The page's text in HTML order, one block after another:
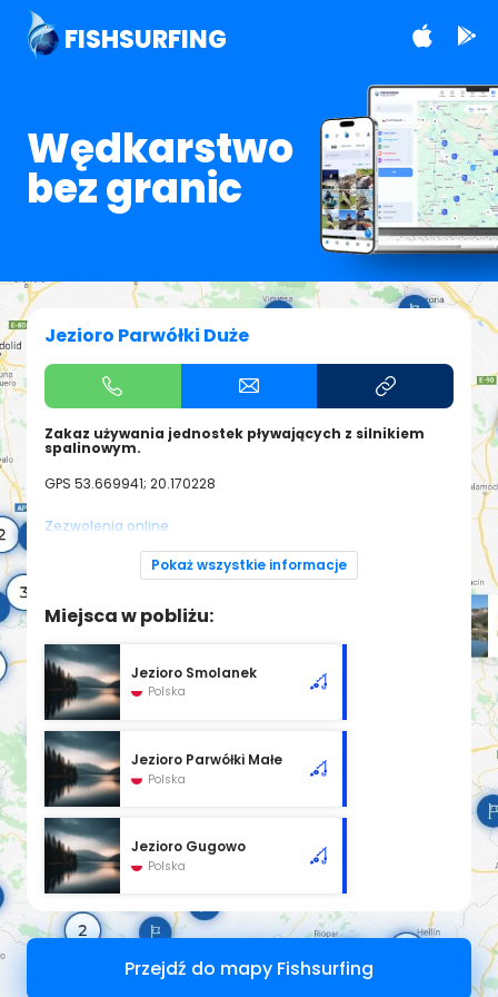
FISHSURFING
Wędkarstwo
bez granic
Jezioro Parwółki Duże
Zakaz używania jednostek pływających z silnikiem
spalinowym.
GPS 53.669941; 20.170228
Zezwolenia online
Regulamin okręgu PZW w Olsztynie
Pokaż wszystkie informacje
Miejsca w pobliżu:
Jezioro Smolanek
Polska
Jezioro Parwółki Małe
Polska
Jezioro Gugowo
Polska
Przejdź do mapy Fishsurfing